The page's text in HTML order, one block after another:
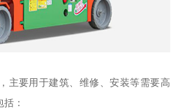
主要用于建筑、维修、安装等需要高
：